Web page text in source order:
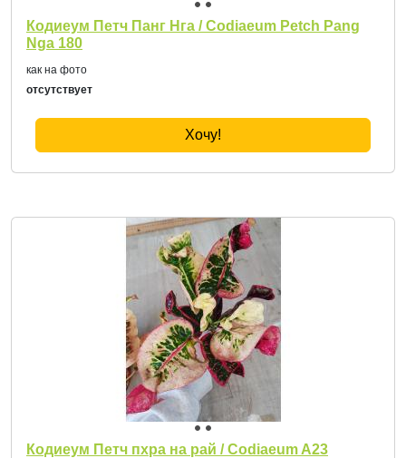
Кодиеум Петч Панг Нга / Codiaeum Petch Pang
Nga 180
как на фото
отсутствует
Хочу!
Кодиеум Петч пхра на рай / Codiaeum A23